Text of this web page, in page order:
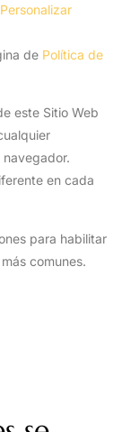
Personalizar
de Política de
este Sitio Web
en cada
para habilitar
comunes.